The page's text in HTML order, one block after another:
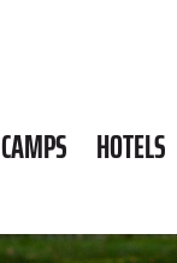
CAMPS HOTELS